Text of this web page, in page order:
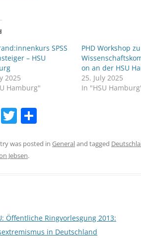
SPSS
– HSU
2025
Hamburg"
PHD Workshop zu
on an der HSU
25. July 2025
In "HSU
F T
itt
er
ar
was posted in Generaland tagged
Jebsen.
Öffentliche Ringvorlesgung 2013:
in Deutschland